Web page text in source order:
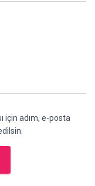
için adım, e-posta